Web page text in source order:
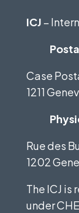
ICJ –
Case
1211
Rue des
1202
The ICJ is
under